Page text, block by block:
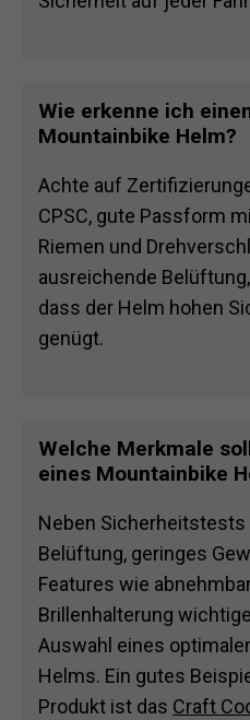
Wie erkenne ich
Mountainbike Helm?
Achte auf
CPSC, gute Passform
Riemen und
ausreichende
dass der Helm hohen
genügt.
Welche Merkmale
eines Mountainbike
Neben
Belüftung, geringes
Features wie
Brillenhalterung
Auswahl eines
Helms. Ein gutes
Produkt ist das Craft